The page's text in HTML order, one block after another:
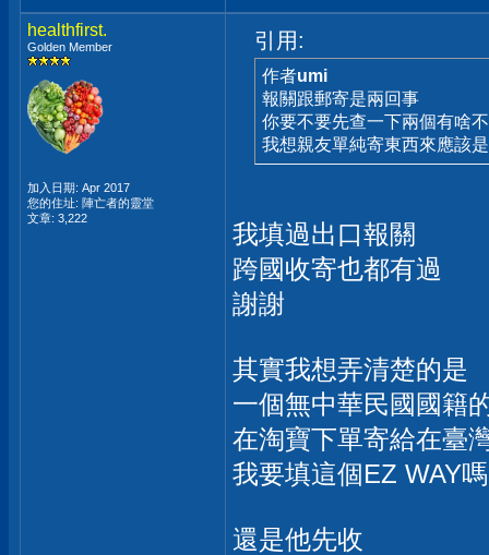
healthfirst.
Golden Member
加入日期: Apr 2017
您的住址: 陣亡者的靈堂
文章: 3,222
引用:
作者umi
報關跟郵寄是兩回事
你要不要先查一下兩個有啥
我想親友單純寄東西來應該
我填過出口報關
跨國收寄也都有過
謝謝
其實我想弄清楚的是
一個無中華民國國籍
在淘寶下單寄給在臺
我要填這個EZ WAY
還是他先收